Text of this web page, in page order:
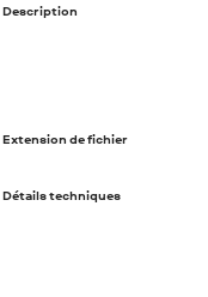
Description
Extension de fichier
Détails techniques